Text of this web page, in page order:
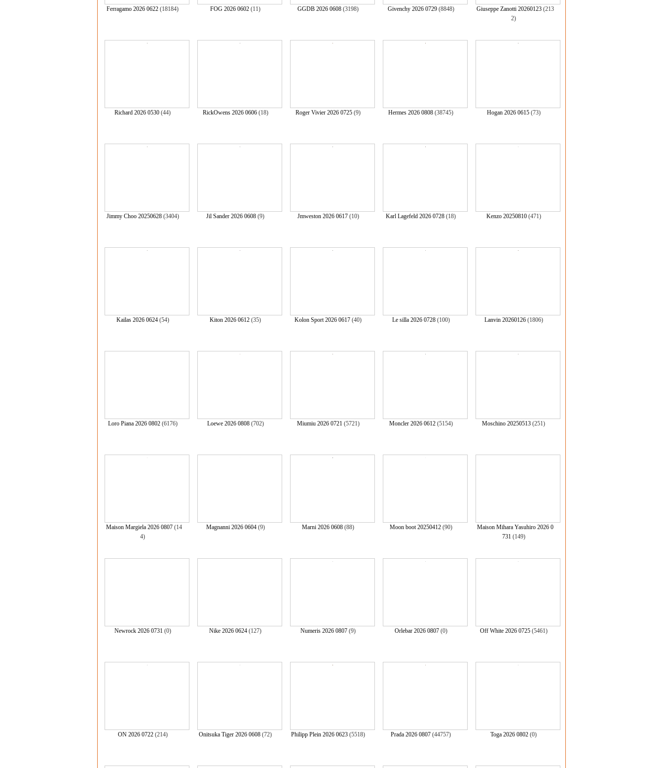
Ferragamo 2026 0622 (18184) FOG 2026 0602 (11) GGDB 2026 0608 (3198) Givenchy 2026 0729(8848) Giuseppe Zanotti 20260123(213
2)
Richard 2026 0530 (44) RickOwens 2026 0606(18) Roger Vivier 2026 0725 (9) Hermes 2026 0808 (38745) Hogan 2026 0615(73)
Jimmy Choo 20250628(3404) Jil Sander 2026 0608 (9) Jmweston 2026 0617(10) Karl Lagefeld 2026 0728 (18) Kenzo 20250810(471)
Kailas 2026 0624(54) Kiton 2026 0612 (35) Kolon Sport 2026 0617 (40) Le silla 2026 0728(100) Lanvin 20260126(1806)
Loro Piana 2026 0802(6176) Loewe 2026 0808(702) Miumiu 2026 0721(5721) Moncler 2026 0612(5154) Moschino 20250513 (251)
Maison Margiela 2026 0807 (14
4)
Magnanni 2026 0604(9) Marni 2026 0608 (88) Moon boot 20250412(90)
Maison Mihara Yasuhiro 2026 0
731(149)
Newrock 2026 0731(0) Nike 2026 0624 (127) Numeris 2026 0807 (9) Orlebar 2026 0807(0) Off White 2026 0725(5461)
ON 2026 0722(214) Onitsuka Tiger 2026 0608 (72) Philipp Plein 2026 0623 (5518) Prada 2026 0807 (44757) Toga 2026 0802 (0)